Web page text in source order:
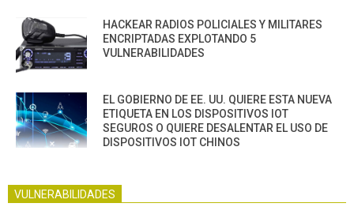
HACKEAR RADIOS POLICIALES Y MILITARES
ENCRIPTADAS EXPLOTANDO 5
VULNERABILIDADES
EL GOBIERNO DE EE. UU. QUIERE ESTA NUEVA
ETIQUETA EN LOS DISPOSITIVOS IOT
SEGUROS O QUIERE DESALENTAR EL USO DE
DISPOSITIVOS IOT CHINOS
VULNERABILIDADES